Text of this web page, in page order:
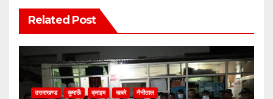
Related Post
उत्तराखण्ड कुमाऊँ क्राइम खबरे नैनीताल